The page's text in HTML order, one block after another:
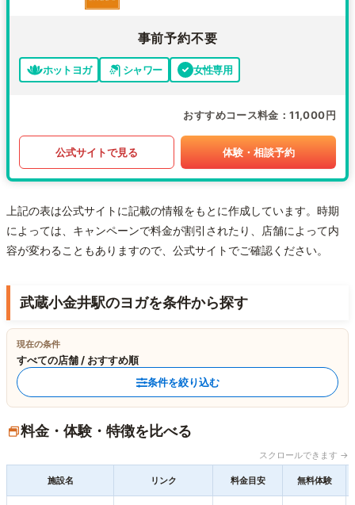
事前予約不要
ホットヨガ シャワー 女性専用
おすすめコース料金 11,000円
公式サイトで見る 体験・相談予約
上記の表は公式サイトに記載の情報をもとに作成しています。時期
によっては、キャンペーンで料金が割引されたり、店舗によって内
容が変わることもありますので、公式サイトでご確認ください。
武蔵小金井駅のヨガを条件から探す
現在の条件
すべての店舗 / おすすめ順
条件を絞り込む
料金・体験・特徴を比べる
スクロールできます →
施設名 リンク 料金目安 無料体験